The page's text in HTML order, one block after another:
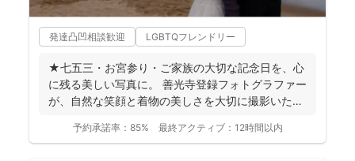
発達凸凹相談歓迎 LGBTQフレンドリー
★七五三・お宮参り・ご家族の大切な記念日を、心
に残る美しい写真に。 善光寺登録フォトグラファー
が、自然な笑顔と着物の美しさを大切に撮影いたし
予約承諾率： 85% 最終アクティブ： 12時間以内